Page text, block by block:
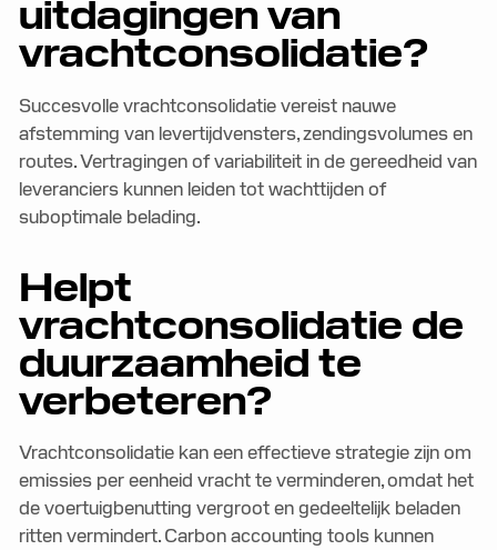
uitdagingen van
vrachtconsolidatie?
Succesvolle vrachtconsolidatie vereist nauwe
afstemming van levertijdvensters, zendingsvolumes en
routes. Vertragingen of variabiliteit in de gereedheid van
leveranciers kunnen leiden tot wachttijden of
suboptimale belading.
Helpt
vrachtconsolidatie de
duurzaamheid te
verbeteren?
Vrachtconsolidatie kan een effectieve strategie zijn om
emissies per eenheid vracht te verminderen, omdat het
de voertuigbenutting vergroot en gedeeltelijk beladen
ritten vermindert. Carbon accounting tools kunnen